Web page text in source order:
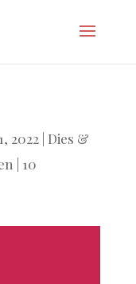
2022| Dies &
10